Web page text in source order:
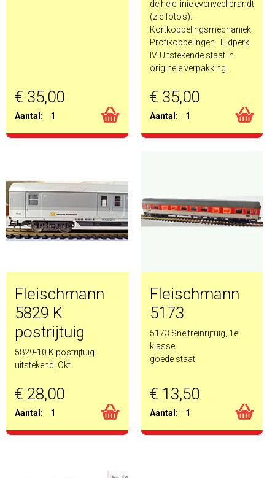
€ 35,00
Aantal: 1
de hele linie evenveel brandt
(zie foto's)..
Kortkoppelingsmechaniek.
Profikoppelingen. Tijdperk
IV. Uitstekende staat in
originele verpakking.
€ 35,00
Aantal: 1
Fleischmann
5829 K
postrijtuig
5829-10 K postrijtuig
uitstekend, Okt.
€ 28,00
Aantal: 1
Fleischmann
5173
5173 Sneltreinrijtuig, 1e
klasse
goede staat.
€ 13,50
Aantal: 1